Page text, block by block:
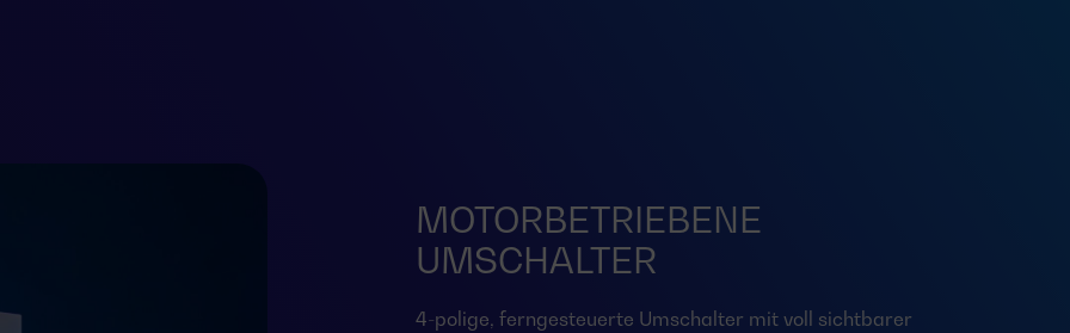
MOTORBETRIEBENE
UMSCHALTER
4-polige, ferngesteuerte Umschalter mit voll sichtbarer